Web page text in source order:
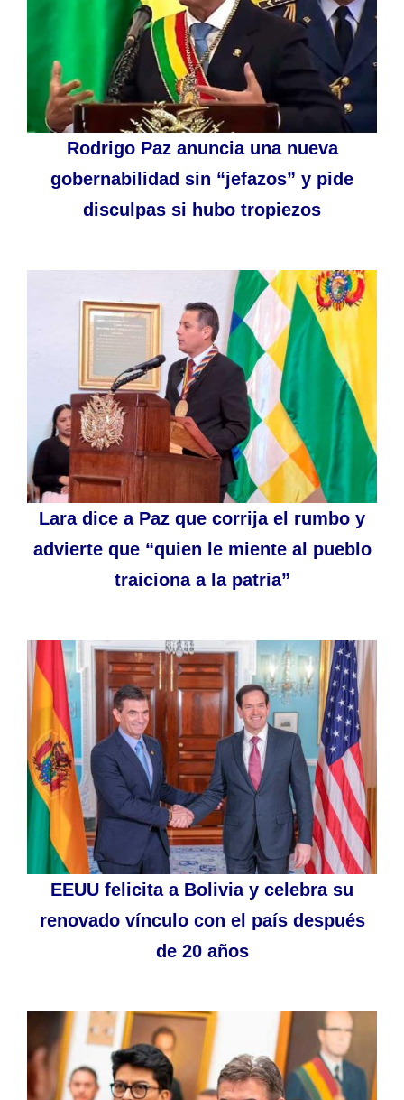
Rodrigo Paz anuncia una nueva
gobernabilidad sin “jefazos” y pide
disculpas si hubo tropiezos
Lara dice a Paz que corrija el rumbo y
advierte que “quien le miente al pueblo
traiciona a la patria”
EEUU felicita a Bolivia y celebra su
renovado vínculo con el país después
de 20 años